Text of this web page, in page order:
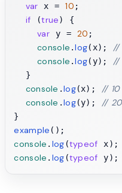
var x = 10 ;
if (true) {
var y = 20 ;
console .log(x); //
console .log(y); //
  }
console .log(x); // 10
console .log(y); //
example
console . log (typeof x);
console . log (typeof y);